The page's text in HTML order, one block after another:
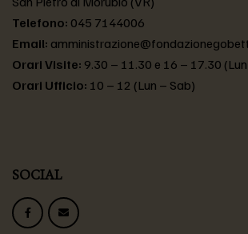
Telefono: 045 7144006
Email:
Orari Visite: 9.30 – 11.30 e 16 – 17.30
Orari Ufficio: 10 – 12 (Lun – Sab)
SOCIAL